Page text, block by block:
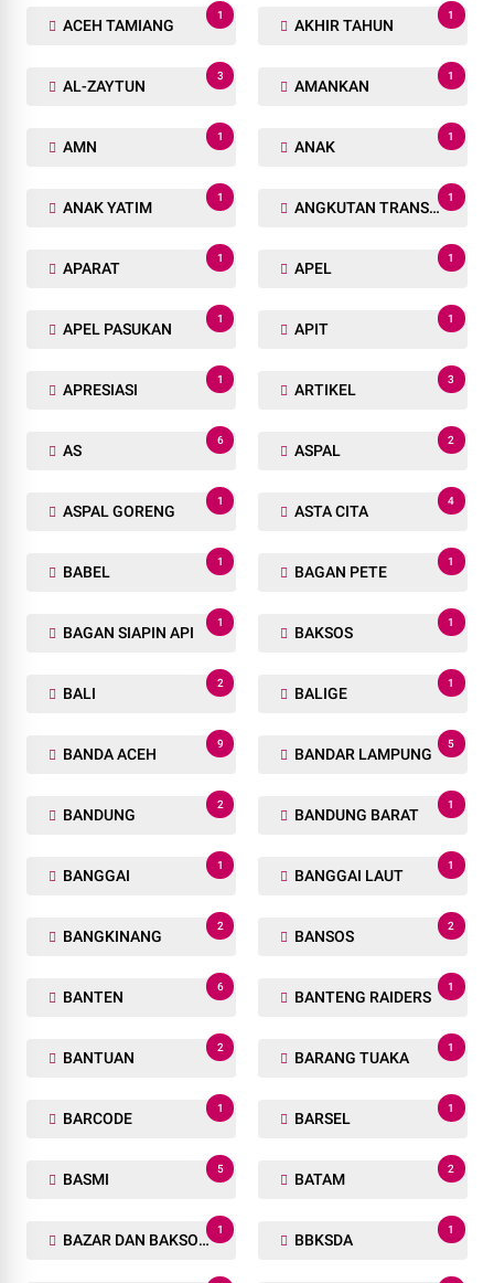
ACEH TAMIANG
1
AKHIR TAHUN
1
AL-ZAYTUN
3
AMANKAN
1
AMN
1
ANAK
1
ANAK YATIM
1
ANGKUTAN TRANSPORTASI
1
APARAT
1
APEL
1
APEL PASUKAN
1
APIT
1
APRESIASI
1
ARTIKEL
3
AS
6
ASPAL
2
ASPAL GORENG
1
ASTA CITA
4
BABEL
1
BAGAN PETE
1
BAGAN SIAPIN API
1
BAKSOS
1
BALI
2
BALIGE
1
BANDA ACEH
9
BANDAR LAMPUNG
5
BANDUNG
2
BANDUNG BARAT
1
BANGGAI
1
BANGGAI LAUT
1
BANGKINANG
2
BANSOS
2
BANTEN
6
BANTENG RAIDERS
1
BANTUAN
2
BARANG TUAKA
1
BARCODE
1
BARSEL
1
BASMI
5
BATAM
2
BAZAR DAN BAKSOS RAMADHAN
1
BBKSDA
1